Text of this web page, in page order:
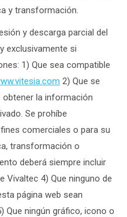
y transformación.
y descarga parcial del
exclusivamente si
1) Que sea compatible
2) Que se
obtener la información
Se prohíbe
comerciales o para su
transformación o
deberá siempre incluir
Vivaltec 4) Que ninguno de
página web sean
Que ningún gráfico, icono o